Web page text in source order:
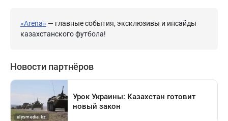
«Arena» — главные события, эксклюзивы и инсайды
казахстанского футбола!